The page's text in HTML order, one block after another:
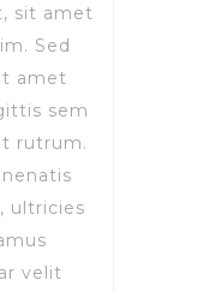
sit amet
Sed
amet
sem
rutrum.
ultricies
velit